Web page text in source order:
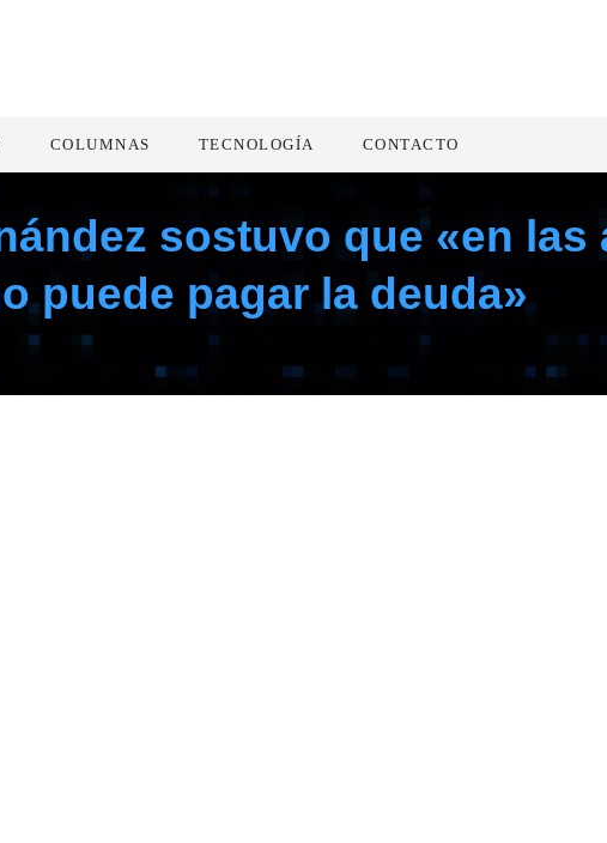
COLUMNAS TECNOLOGÍA CONTACTO
sostuvo que «en
puede pagar la deuda»